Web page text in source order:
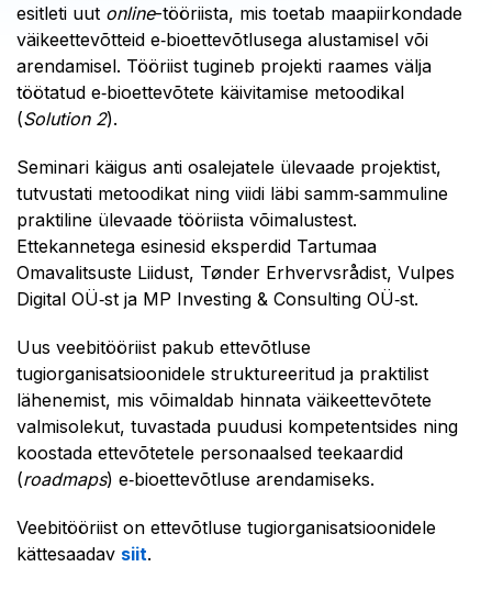
esitleti uut online-tööriista, mis toetab maapiirkondade
väikeettevõtteid e‑bioettevõtlusega alustamisel või
arendamisel. Tööriist tugineb projekti raames välja
töötatud e‑bioettevõtete käivitamise metoodikal
(Solution 2).
Seminari käigus anti osalejatele ülevaade projektist,
tutvustati metoodikat ning viidi läbi samm‑sammuline
praktiline ülevaade tööriista võimalustest.
Ettekannetega esinesid eksperdid Tartumaa
Omavalitsuste Liidust, Tønder Erhvervsrådist, Vulpes
Digital OÜ‑st ja MP Investing & Consulting OÜ‑st.
Uus veebitööriist pakub ettevõtluse
tugiorganisatsioonidele struktureeritud ja praktilist
lähenemist, mis võimaldab hinnata väikeettevõtete
valmisolekut, tuvastada puudusi kompetentsides ning
koostada ettevõtetele personaalsed teekaardid
(roadmaps) e‑bioettevõtluse arendamiseks.
Veebitööriist on ettevõtluse tugiorganisatsioonidele
kättesaadav siit.